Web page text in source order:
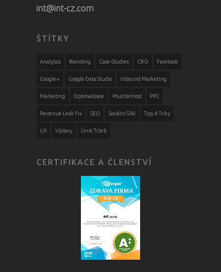
int@int-cz.com
ŠTÍTKY
Analytics Branding Case-Studies CRO Facebook
Google+ Google Data Studio Inbound Marketing
Marketing Optimalizace Použitelnost PPC
Revenue Leak Fix SEO Sociální Sítě Tipy A Triky
UX Výstavy Únik Tržeb
CERTIFIKACE A ČLENSTVÍ